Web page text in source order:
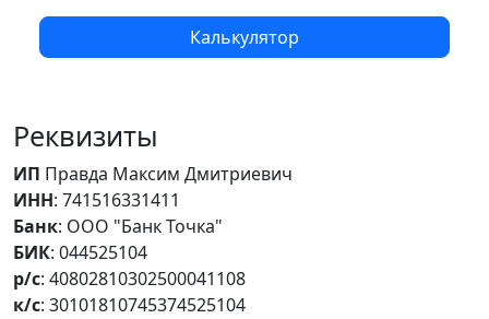
Калькулятор
Реквизиты
ИП Правда Максим Дмитриевич
ИНН: 741516331411
Банк: ООО "Банк Точка"
БИК: 044525104
р/с: 40802810302500041108
к/с: 30101810745374525104